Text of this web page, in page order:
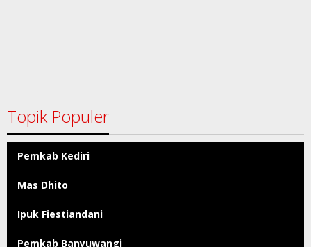
Topik Populer
Pemkab Kediri
Mas Dhito
Ipuk Fiestiandani
Pemkab Banyuwangi